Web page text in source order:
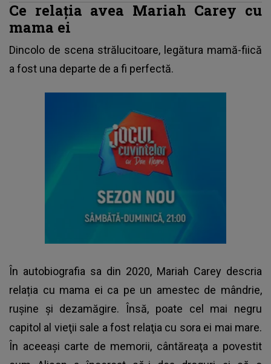
Ce relația avea Mariah Carey cu
mama ei
Dincolo de scena strălucitoare, legătura mamă-fiică
a fost una departe de a fi perfectă.
În autobiografia sa din 2020, Mariah Carey descria
relația cu mama ei ca pe un amestec de mândrie,
rușine și dezamăgire. Însă, poate cel mai negru
capitol al vieţii sale a fost relaţia cu sora ei mai mare.
În aceeaşi carte de memorii, cântăreaţa a povestit